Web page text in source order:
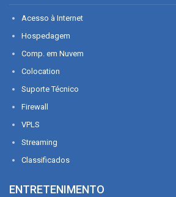
Acesso à Internet
Hospedagem
Comp. em Nuvem
Colocation
Suporte Técnico
Firewall
VPLS
Streaming
Classificados
ENTRETENIMENTO